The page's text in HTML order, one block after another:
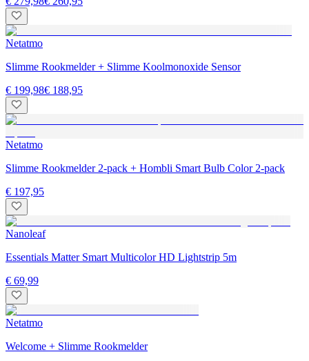
Netatmo
Slimme Rookmelder + Slimme Koolmonoxide Sensor
€ 199,98€ 188,95
Netatmo
Slimme Rookmelder 2-pack + Hombli Smart Bulb Color 2-pack
€ 197,95
Nanoleaf
Essentials Matter Smart Multicolor HD Lightstrip 5m
€ 69,99
Netatmo
Welcome + Slimme Rookmelder